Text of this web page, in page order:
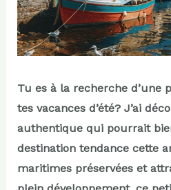
Tu es à la recherche d’une
tes vacances d’été? J’ai
authentique qui pourrait
destination tendance cette
maritimes préservées et